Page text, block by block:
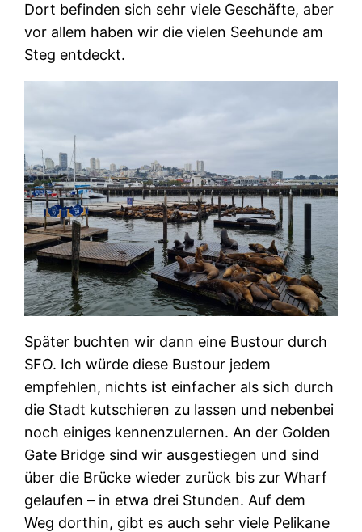
Dort befinden sich sehr viele Geschäfte, aber
vor allem haben wir die vielen Seehunde am
Steg entdeckt.
Später buchten wir dann eine Bustour durch
SFO. Ich würde diese Bustour jedem
empfehlen, nichts ist einfacher als sich durch
die Stadt kutschieren zu lassen und nebenbei
noch einiges kennenzulernen. An der Golden
Gate Bridge sind wir ausgestiegen und sind
über die Brücke wieder zurück bis zur Wharf
gelaufen – in etwa drei Stunden. Auf dem
Weg dorthin, gibt es auch sehr viele Pelikane